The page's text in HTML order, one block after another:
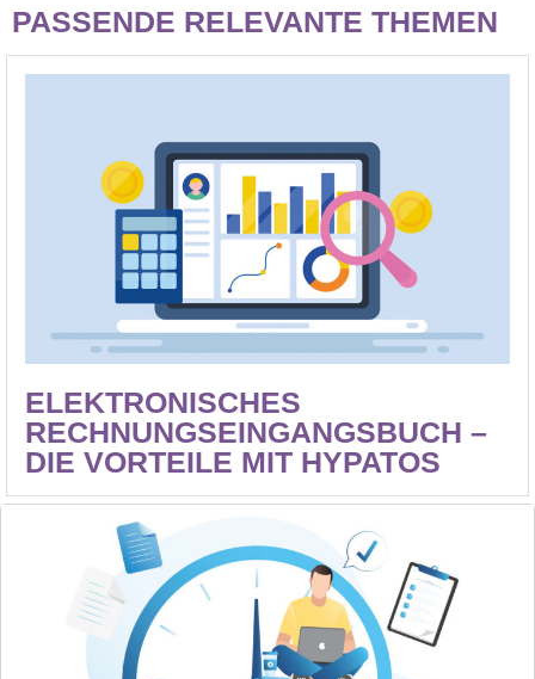
PASSENDE RELEVANTE THEMEN
ELEKTRONISCHES
RECHNUNGSEINGANGSBUCH –
DIE VORTEILE MIT HYPATOS